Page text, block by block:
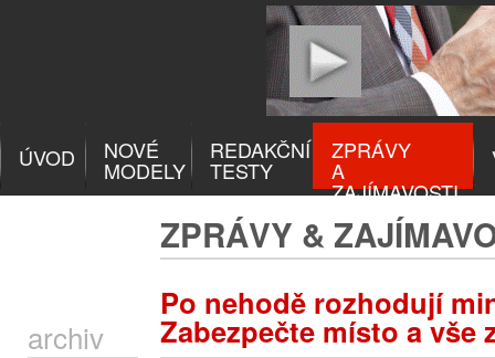
ÚVOD NOVÉ
MODELY
REDAKČNÍ
TESTY
ZPRÁVY
A
ZAJÍMAVOSTI
ZPRÁVY &
Po nehodě rozhodují
Zabezpečte místo a vše
archiv